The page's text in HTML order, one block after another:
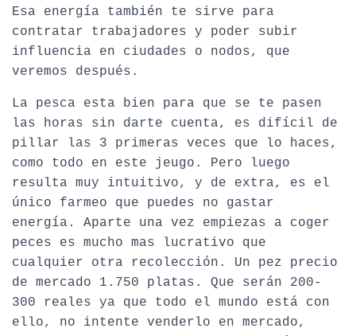
Esa energía también te sirve para
contratar trabajadores y poder subir
influencia en ciudades o nodos, que
veremos después.
La pesca esta bien para que se te pasen
las horas sin darte cuenta, es difícil de
pillar las 3 primeras veces que lo haces,
como todo en este jeugo. Pero luego
resulta muy intuitivo, y de extra, es el
único farmeo que puedes no gastar
energía. Aparte una vez empiezas a coger
peces es mucho mas lucrativo que
cualquier otra recolección. Un pez precio
de mercado 1.750 platas. Que serán 200-
300 reales ya que todo el mundo está con
ello, no intente venderlo en mercado,